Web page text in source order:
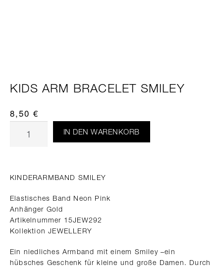
KIDS ARM BRACELET SMILEY
8,50 €
IN DEN WARENKORB
KINDERARMBAND SMILEY
Elastisches Band Neon Pink
Anhänger Gold
Artikelnummer 15JEW292
Kollektion JEWELLERY
Ein niedliches Armband mit einem Smiley –ein
hübsches Geschenk für kleine und große Damen. Durch